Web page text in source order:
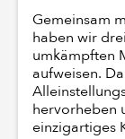
Gemeinsam
haben wir
umkämpften
aufweisen.
hervorheben
einzigartiges